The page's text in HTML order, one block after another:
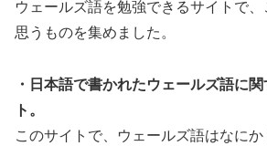
ウェールズ語を勉強できるサイトで
思うものを集めました。
・日本語で書かれたウェールズ語に
ト。
このサイトで、ウェールズ語はなにか